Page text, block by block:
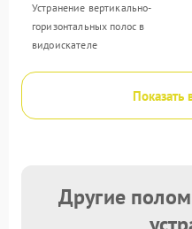
Устранение вертикально-
горизонтальных полос в
видоискателе
Показать
Другие